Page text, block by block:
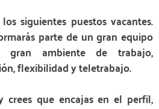
siguientes puestos vacantes.
parte de un gran equipo
gran ambiente de trabajo,
flexibilidad y teletrabajo.
crees que encajas en el perfil,